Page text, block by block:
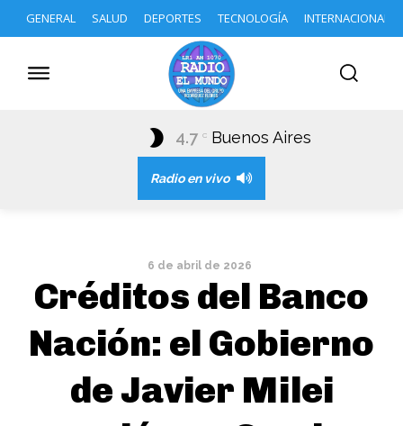
GENERAL SALUD DEPORTES TECNOLOGÍA INTERNACIONAL
4.7 C Buenos Aires
Radio en vivo
6 de abril de 2026
Créditos del Banco
Nación: el Gobierno
de Javier Milei